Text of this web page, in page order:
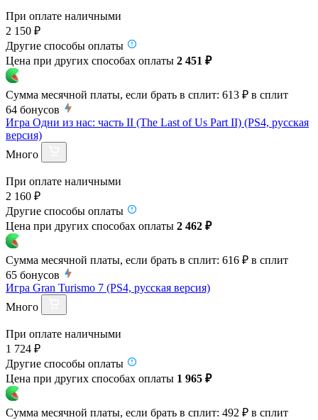
При оплате наличными
2 150 ₽
Другие способы оплаты
Цена при других способах оплаты 2 451 ₽
Сумма месячной платы, если брать в сплит: 613 ₽ в сплит
64 бонусов
Игра Одни из нас: часть II (The Last of Us Part II) (PS4, русская
версия)
Много
При оплате наличными
2 160 ₽
Другие способы оплаты
Цена при других способах оплаты 2 462 ₽
Сумма месячной платы, если брать в сплит: 616 ₽ в сплит
65 бонусов
Игра Gran Turismo 7 (PS4, русская версия)
Много
При оплате наличными
1 724 ₽
Другие способы оплаты
Цена при других способах оплаты 1 965 ₽
Сумма месячной платы, если брать в сплит: 492 ₽ в сплит